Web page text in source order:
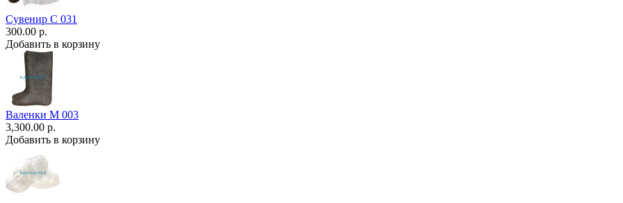
Сувенир С 031
300.00 р.
Добавить в корзину
Валенки М 003
3,300.00 р.
Добавить в корзину